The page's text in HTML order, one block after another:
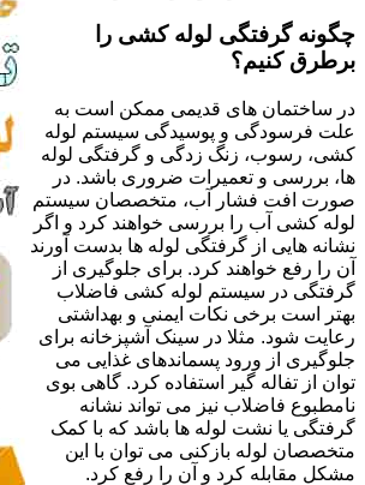
چگونه گرفتگی لوله کشی را
برطرق کنیم؟
در ساختمان های قدیمی ممکن است به
علت فرسودگی و پوسیدگی سیستم لوله
کشی، رسوب، زنگ زدگی و گرفتگی لوله
ها، بررسی و تعمیرات ضروری باشد. در
صورت افت فشار آب، متخصصان سیستم
لوله کشی آب را بررسی خواهند کرد و اگر
نشانه هایی از گرفتگی لوله ها بدست آورند
آن را رفع خواهند کرد. برای جلوگیری از
گرفتگی در سیستم لوله کشی فاضلاب
بهتر است برخی نکات ایمنی و بهداشتی
رعایت شود. مثلا در سینک آشپزخانه برای
جلوگیری از ورود پسماندهای غذایی می
توان از تفاله گیر استفاده کرد. گاهی بوی
نامطبوع فاضلاب نیز می تواند نشانه
گرفتگی یا نشت لوله ها باشد که با کمک
متخصصان لوله بازکنی می توان با این
مشکل مقابله کرد و آن را رفع کرد.